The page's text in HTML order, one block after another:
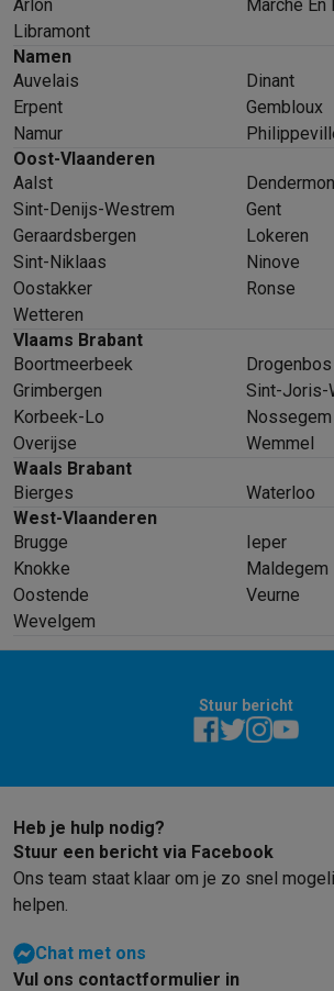
Arlon
Marche En
Libramont
Namen
Auvelais
Dinant
Erpent
Gembloux
Namur
Oost-Vlaanderen
Aalst
Sint-Denijs-Westrem
Gent
Geraardsbergen
Lokeren
Sint-Niklaas
Ninove
Oostakker
Ronse
Wetteren
Vlaams Brabant
Boortmeerbeek
Drogenbos
Grimbergen
Sint-Joris-
Korbeek-Lo
Nossegem
Overijse
Wemmel
Waals Brabant
Bierges
Waterloo
West-Vlaanderen
Brugge
Ieper
Knokke
Maldegem
Oostende
Veurne
Wevelgem
Stuur bericht
Heb je hulp nodig?
Stuur een bericht via Facebook
Ons team staat klaar om je zo snel
helpen.
Chat met ons
Vul ons contactformulier in